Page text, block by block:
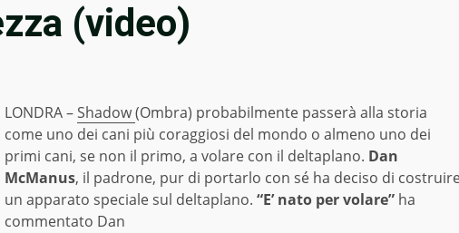
(video)
LONDRA –Shadow(Ombra) probabilmente passerà alla storia
come uno dei cani più coraggiosi del mondo o almeno uno dei
primi cani, se non il primo, a volare con il deltaplano. Dan
McManus, il padrone, pur di portarlo con sé ha deciso di
un apparato speciale sul deltaplano. “E’ nato per volare” ha
commentato Dan